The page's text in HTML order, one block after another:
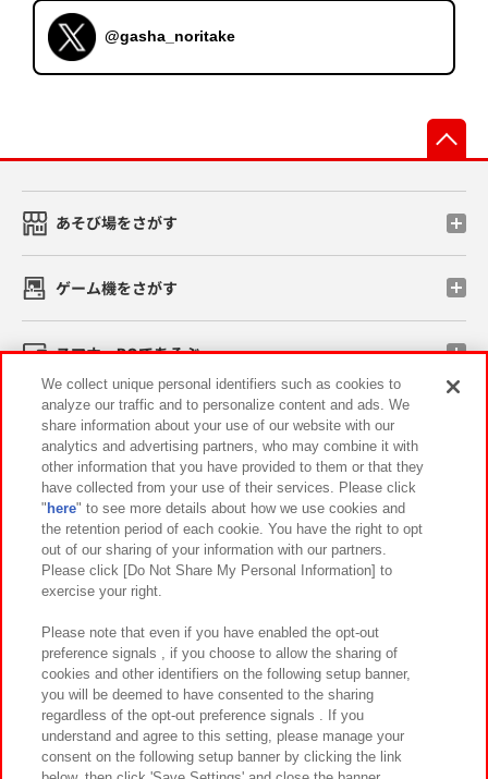
@gasha_noritake
あそび場をさがす
ゲーム機をさがす
スマホ・PCであそぶ
イベント・キャンペーン
関連会社 サステナビリティ サイトポリシー
プライバシーポリシー ウェブアクセシビリティ方針と検証結果
お取引先さまとともに
カスタマーハラスメント対応方針 よくあるご質問・お問い合わせ
We collect unique personal identifiers such as cookies to
analyze our traffic and to personalize content and ads. We
share information about your use of our website with our
analytics and advertising partners, who may combine it with
other information that you have provided to them or that they
have collected from your use of their services. Please click
" here" to see more details about how we use cookies and
the retention period of each cookie. You have the right to opt
out of our sharing of your information with our partners.
Please click [Do Not Share My Personal Information] to
exercise your right.
Please note that even if you have enabled the opt-out
preference signals , if you choose to allow the sharing of
cookies and other identifiers on the following setup banner,
you will be deemed to have consented to the sharing
regardless of the opt-out preference signals . If you
understand and agree to this setting, please manage your
consent on the following setup banner by clicking the link